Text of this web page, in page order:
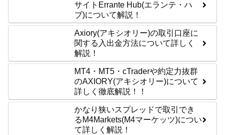
サイトErrante Hub(エランテ・ハ
ブ)について解説！
Axiory(アキシオリー)の取引口座に
関する入出金方法について詳しく
解説！
MT4・MT5・cTraderや約定力抜群
のAXIORY(アキシオリー)について
詳しく徹底解説！！
かなり狭いスプレッドで取引でき
るM4Markets(M4マーケッツ)につい
て詳しく解説！